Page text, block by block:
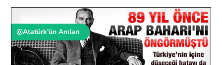
@Atatürk'ün Anıları